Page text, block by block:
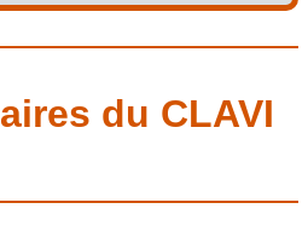
du CLAVI